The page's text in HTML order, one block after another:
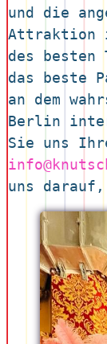
und die
Attraktion
des besten
das beste
an dem
Berlin
uns